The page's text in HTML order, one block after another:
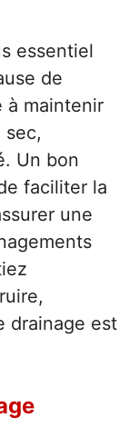
essentiel
de
à maintenir
sec,
Un bon
faciliter la
une
drainage est